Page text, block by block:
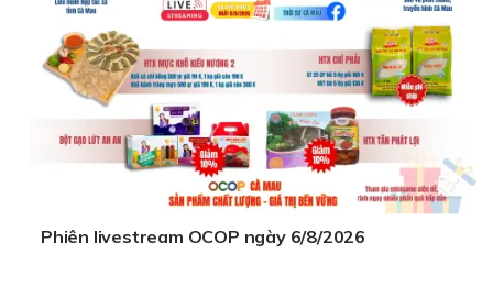
Phiên livestream OCOP ngày 6/8/2026